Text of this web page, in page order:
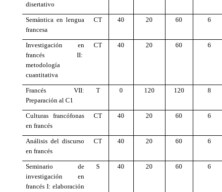
disertativo
Semántica en lengua
francesa
CT 40 20 60 6
Investigación en
francés II:
metodología
cuantitativa
CT 40 20 60 6
Francés VII:
Preparación al C1
T 0 120 120 8
Culturas francófonas
en francés
CT 40 20 60 6
Análisis del discurso
en francés
CT 40 20 60 6
Seminario de
investigación en
francés I: elaboración
S 40 20 60 6